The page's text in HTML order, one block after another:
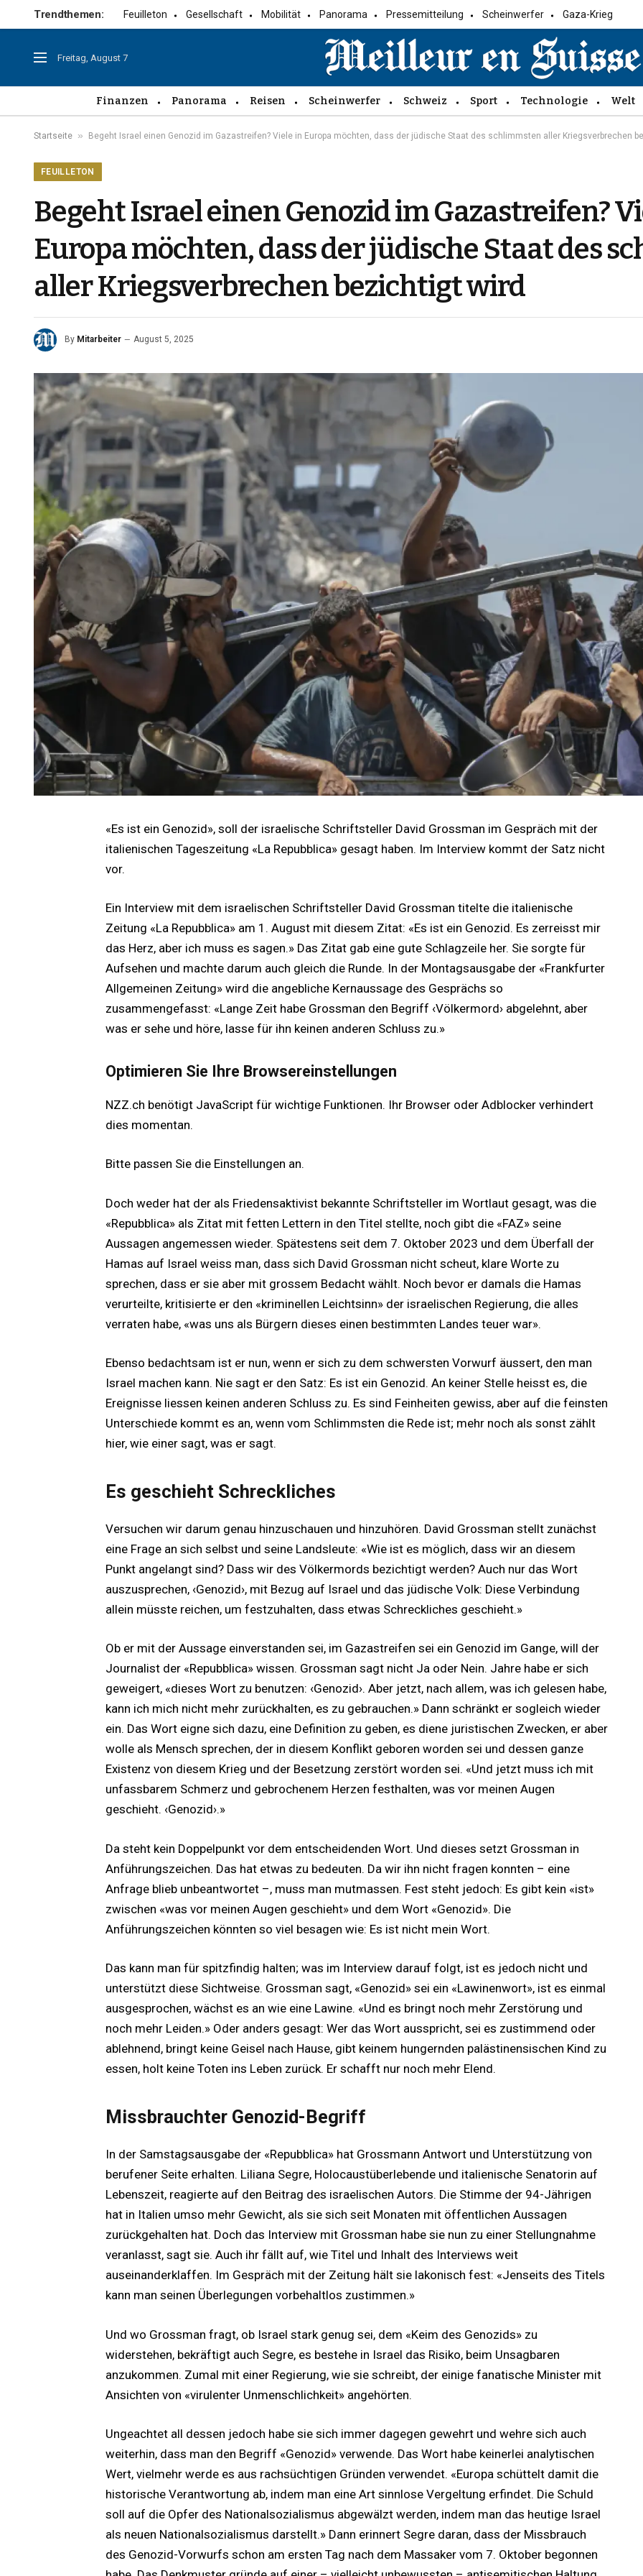
Trendthemen: Feuilleton Gesellschaft Mobilität Panorama Pressemitteilung Scheinwerfer Gaza-Krieg
Freitag, August 7
Finanzen Panorama Reisen Scheinwerfer Schweiz Sport Technologie Welt
Startseite » Begeht Israel einen Genozid im Gazastreifen? Viele in Europa möchten, dass der jüdische Staat des schlimmsten aller Kriegsverbrechen
FEUILLETON
Begeht Israel einen Genozid im Gazastreifen?
Europa möchten, dass der jüdische Staat des
aller Kriegsverbrechen bezichtigt wird
By Mitarbeiter August 5, 2025
«Es ist ein Genozid», soll der israelische Schriftsteller David Grossman im Gespräch mit der
italienischen Tageszeitung «La Repubblica» gesagt haben. Im Interview kommt der Satz nicht
vor.
Ein Interview mit dem israelischen Schriftsteller David Grossman titelte die italienische
Zeitung «La Repubblica» am 1. August mit diesem Zitat: «Es ist ein Genozid. Es zerreisst mir
das Herz, aber ich muss es sagen.» Das Zitat gab eine gute Schlagzeile her. Sie sorgte für
Aufsehen und machte darum auch gleich die Runde. In der Montagsausgabe der «Frankfurter
Allgemeinen Zeitung» wird die angebliche Kernaussage des Gesprächs so
zusammengefasst: «Lange Zeit habe Grossman den Begriff ‹Völkermord› abgelehnt, aber
was er sehe und höre, lasse für ihn keinen anderen Schluss zu.»
Optimieren Sie Ihre Browsereinstellungen
NZZ.ch benötigt JavaScript für wichtige Funktionen. Ihr Browser oder Adblocker verhindert
dies momentan.
Bitte passen Sie die Einstellungen an.
Doch weder hat der als Friedensaktivist bekannte Schriftsteller im Wortlaut gesagt, was die
«Repubblica» als Zitat mit fetten Lettern in den Titel stellte, noch gibt die «FAZ» seine
Aussagen angemessen wieder. Spätestens seit dem 7. Oktober 2023 und dem Überfall der
Hamas auf Israel weiss man, dass sich David Grossman nicht scheut, klare Worte zu
sprechen, dass er sie aber mit grossem Bedacht wählt. Noch bevor er damals die Hamas
verurteilte, kritisierte er den «kriminellen Leichtsinn» der israelischen Regierung, die alles
verraten habe, «was uns als Bürgern dieses einen bestimmten Landes teuer war».
Ebenso bedachtsam ist er nun, wenn er sich zu dem schwersten Vorwurf äussert, den man
Israel machen kann. Nie sagt er den Satz: Es ist ein Genozid. An keiner Stelle heisst es, die
Ereignisse liessen keinen anderen Schluss zu. Es sind Feinheiten gewiss, aber auf die feinsten
Unterschiede kommt es an, wenn vom Schlimmsten die Rede ist; mehr noch als sonst zählt
hier, wie einer sagt, was er sagt.
Es geschieht Schreckliches
Versuchen wir darum genau hinzuschauen und hinzuhören. David Grossman stellt zunächst
eine Frage an sich selbst und seine Landsleute: «Wie ist es möglich, dass wir an diesem
Punkt angelangt sind? Dass wir des Völkermords bezichtigt werden? Auch nur das Wort
auszusprechen, ‹Genozid›, mit Bezug auf Israel und das jüdische Volk: Diese Verbindung
allein müsste reichen, um festzuhalten, dass etwas Schreckliches geschieht.»
Ob er mit der Aussage einverstanden sei, im Gazastreifen sei ein Genozid im Gange, will der
Journalist der «Repubblica» wissen. Grossman sagt nicht Ja oder Nein. Jahre habe er sich
geweigert, «dieses Wort zu benutzen: ‹Genozid›. Aber jetzt, nach allem, was ich gelesen habe,
kann ich mich nicht mehr zurückhalten, es zu gebrauchen.» Dann schränkt er sogleich wieder
ein. Das Wort eigne sich dazu, eine Definition zu geben, es diene juristischen Zwecken, er aber
wolle als Mensch sprechen, der in diesem Konflikt geboren worden sei und dessen ganze
Existenz von diesem Krieg und der Besetzung zerstört worden sei. «Und jetzt muss ich mit
unfassbarem Schmerz und gebrochenem Herzen festhalten, was vor meinen Augen
geschieht. ‹Genozid›.»
Da steht kein Doppelpunkt vor dem entscheidenden Wort. Und dieses setzt Grossman in
Anführungszeichen. Das hat etwas zu bedeuten. Da wir ihn nicht fragen konnten – eine
Anfrage blieb unbeantwortet –, muss man mutmassen. Fest steht jedoch: Es gibt kein «ist»
zwischen «was vor meinen Augen geschieht» und dem Wort «Genozid». Die
Anführungszeichen könnten so viel besagen wie: Es ist nicht mein Wort.
Das kann man für spitzfindig halten; was im Interview darauf folgt, ist es jedoch nicht und
unterstützt diese Sichtweise. Grossman sagt, «Genozid» sei ein «Lawinenwort», ist es einmal
ausgesprochen, wächst es an wie eine Lawine. «Und es bringt noch mehr Zerstörung und
noch mehr Leiden.» Oder anders gesagt: Wer das Wort ausspricht, sei es zustimmend oder
ablehnend, bringt keine Geisel nach Hause, gibt keinem hungernden palästinensischen Kind zu
essen, holt keine Toten ins Leben zurück. Er schafft nur noch mehr Elend.
Missbrauchter Genozid-Begriff
In der Samstagsausgabe der «Repubblica» hat Grossmann Antwort und Unterstützung von
berufener Seite erhalten. Liliana Segre, Holocaustüberlebende und italienische Senatorin auf
Lebenszeit, reagierte auf den Beitrag des israelischen Autors. Die Stimme der 94-Jährigen
hat in Italien umso mehr Gewicht, als sie sich seit Monaten mit öffentlichen Aussagen
zurückgehalten hat. Doch das Interview mit Grossman habe sie nun zu einer Stellungnahme
veranlasst, sagt sie. Auch ihr fällt auf, wie Titel und Inhalt des Interviews weit
auseinanderklaffen. Im Gespräch mit der Zeitung hält sie lakonisch fest: «Jenseits des Titels
kann man seinen Überlegungen vorbehaltlos zustimmen.»
Und wo Grossman fragt, ob Israel stark genug sei, dem «Keim des Genozids» zu
widerstehen, bekräftigt auch Segre, es bestehe in Israel das Risiko, beim Unsagbaren
anzukommen. Zumal mit einer Regierung, wie sie schreibt, der einige fanatische Minister mit
Ansichten von «virulenter Unmenschlichkeit» angehörten.
Ungeachtet all dessen jedoch habe sie sich immer dagegen gewehrt und wehre sich auch
weiterhin, dass man den Begriff «Genozid» verwende. Das Wort habe keinerlei analytischen
Wert, vielmehr werde es aus rachsüchtigen Gründen verwendet. «Europa schüttelt damit die
historische Verantwortung ab, indem man eine Art sinnlose Vergeltung erfindet. Die Schuld
soll auf die Opfer des Nationalsozialismus abgewälzt werden, indem man das heutige Israel
als neuen Nationalsozialismus darstellt.» Dann erinnert Segre daran, dass der Missbrauch
des Genozid-Vorwurfs schon am ersten Tag nach dem Massaker vom 7. Oktober begonnen